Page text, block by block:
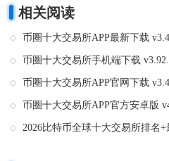
相关阅读
币圈十大交易所APP最新下载
币圈十大交易所手机端下载
币圈十大交易所APP官网下载
币圈十大交易所APP官方安卓版
2026比特币全球十大交易所排名